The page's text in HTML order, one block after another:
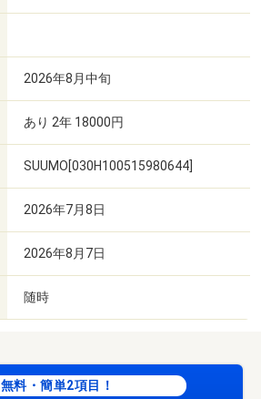
2026年8月中旬
あり 2年 18000円
SUUMO[030H100515980644]
2026年7月8日
2026年8月7日
随時
無料・簡単2項目！